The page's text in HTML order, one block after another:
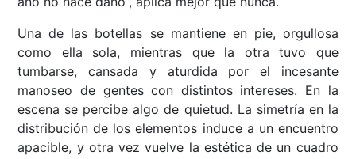
Una de las botellas se mantiene en pie, orgullosa
como ella sola, mientras que la otra tuvo que
tumbarse, cansada y aturdida por el incesante
manoseo de gentes con distintos intereses. En la
escena se percibe algo de quietud. La simetría en la
distribución de los elementos induce a un encuentro
apacible, y otra vez vuelve la estética de un cuadro